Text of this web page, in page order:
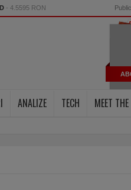
- 4.5595 RON
ANALIZE TECH MEET THE